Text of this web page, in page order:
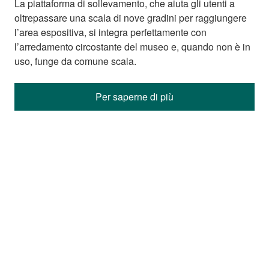
La piattaforma di sollevamento, che aiuta gli utenti a
oltrepassare una scala di nove gradini per raggiungere
l’area espositiva, si integra perfettamente con
l’arredamento circostante del museo e, quando non è in
uso, funge da comune scala.
Per saperne di più